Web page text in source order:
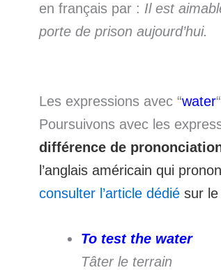
en français par : Il est
porte de prison aujourd’hui.
Les expressions avec “water“
Poursuivons avec les
différence de
l’anglais américain qui
consulter l’article dédié sur le
To test the water
Tâter le terrain